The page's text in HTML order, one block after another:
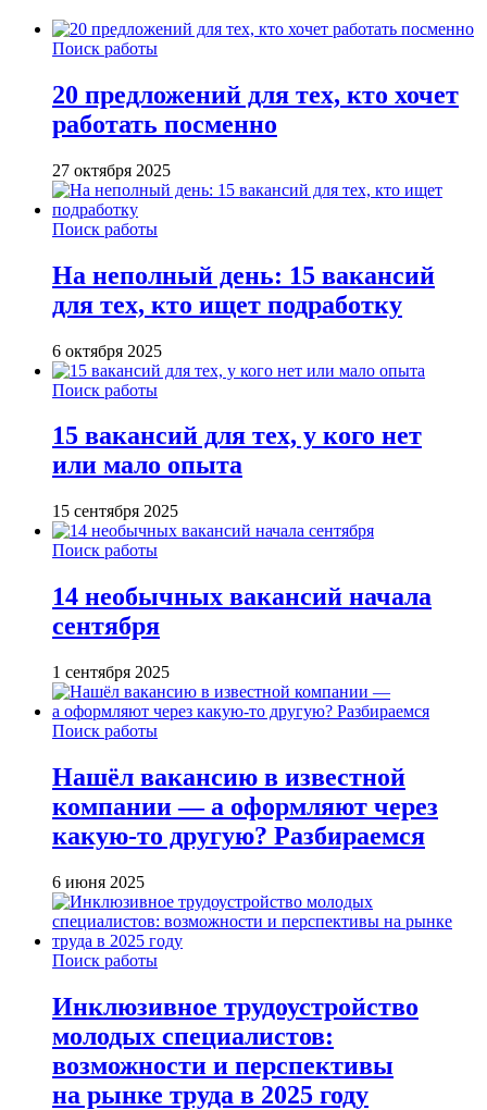
Поиск работы
20 предложений для тех, кто хочет
работать посменно
27 октября 2025
Поиск работы
На неполный день: 15 вакансий
для тех, кто ищет подработку
6 октября 2025
Поиск работы
15 вакансий для тех, у кого нет
или мало опыта
15 сентября 2025
Поиск работы
14 необычных вакансий начала
сентября
1 сентября 2025
Поиск работы
Нашёл вакансию в известной
компании — а оформляют через
какую-то другую? Разбираемся
6 июня 2025
Поиск работы
Инклюзивное трудоустройство
молодых специалистов:
возможности и перспективы
на рынке труда в 2025 году